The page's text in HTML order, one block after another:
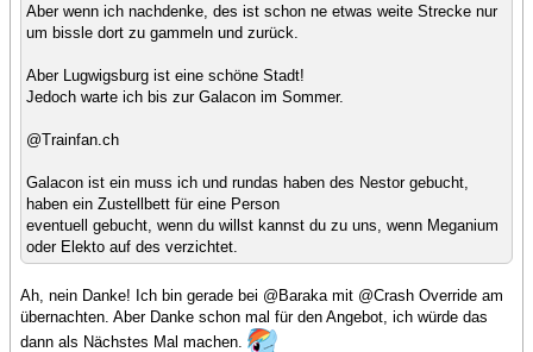
Aber wenn ich nachdenke, des ist schon ne etwas weite Strecke nur
um bissle dort zu gammeln und zurück.
Aber Lugwigsburg ist eine schöne Stadt!
Jedoch warte ich bis zur Galacon im Sommer.
@Trainfan.ch
Galacon ist ein muss ich und rundas haben des Nestor gebucht,
haben ein Zustellbett für eine Person
eventuell gebucht, wenn du willst kannst du zu uns, wenn Meganium
oder Elekto auf des verzichtet.
Ah, nein Danke! Ich bin gerade bei @Baraka mit @Crash Override am
übernachten. Aber Danke schon mal für den Angebot, ich würde das
dann als Nächstes Mal machen.